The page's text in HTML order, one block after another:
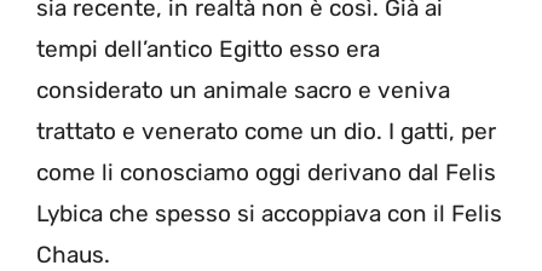
sia recente, in realtà non è così. Già ai
tempi dell’antico Egitto esso era
considerato un animale sacro e veniva
trattato e venerato come un dio. I gatti, per
come li conosciamo oggi derivano dal Felis
Lybica che spesso si accoppiava con il Felis
Chaus.